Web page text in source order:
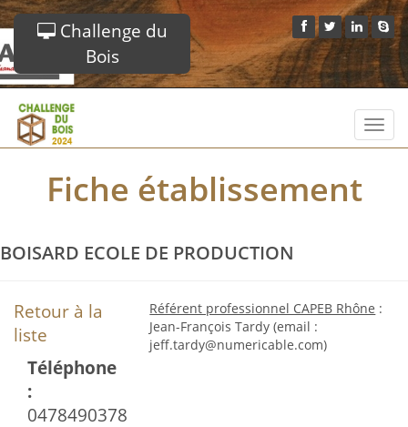
Challenge du
Bois
Fiche établissement
BOISARD ECOLE DE PRODUCTION
Retour à la
liste
Téléphone
:
0478490378
Référent professionnel CAPEB Rhône :
Jean-François Tardy (email :
jeff.tardy@numericable.com)